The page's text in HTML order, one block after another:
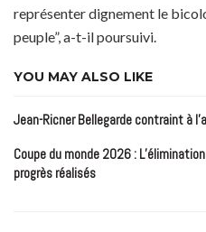
représenter dignement le
peuple”, a-t-il poursuivi.
YOU MAY ALSO LIKE
Jean-Ricner Bellegarde contraint à
Coupe du monde 2026 :
progrès réalisés